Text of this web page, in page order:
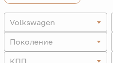
Volkswagen
Поколение
КПП